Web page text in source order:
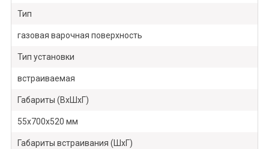
Тип
газовая варочная поверхность
Тип установки
встраиваемая
Габариты (ВхШхГ)
55х700х520 мм
Габариты встраивания (ШхГ)